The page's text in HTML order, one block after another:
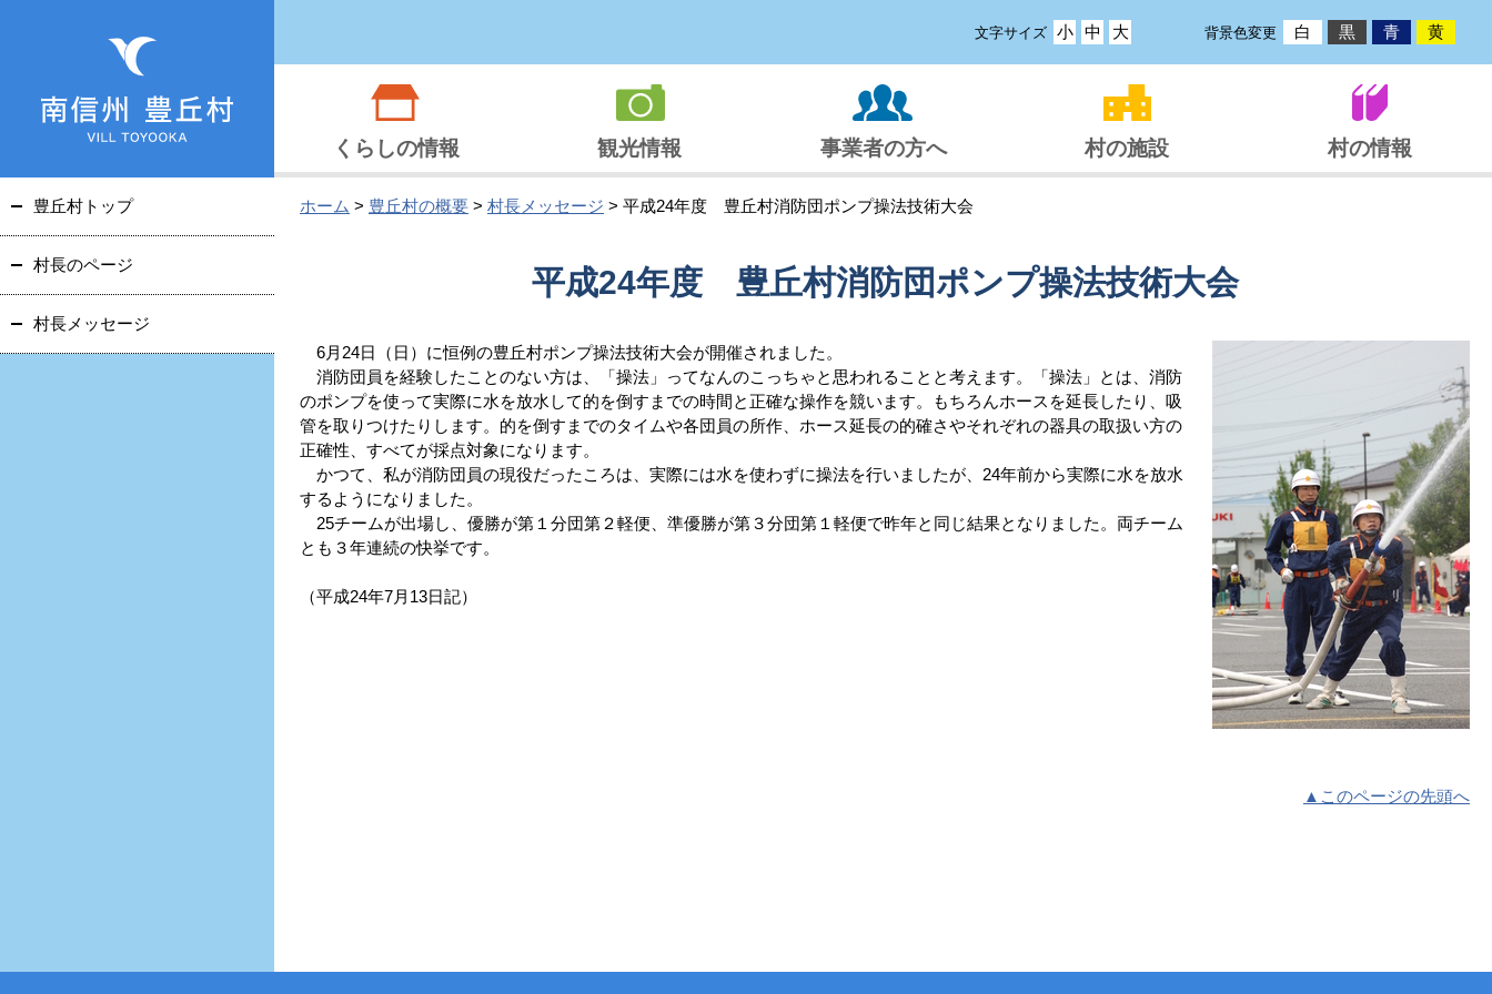
文字サイズ 小 中 大 背景色変更 白 黒 青 黄
くらしの情報 観光情報 事業者の方へ 村の施設 村の情報
ホーム > 豊丘村の概要 > 村長メッセージ > 平成24年度 豊丘村消防団ポンプ操法技術大会
平成24年度 豊丘村消防団ポンプ操法技術大会
6月24日（日）に恒例の豊丘村ポンプ操法技術大会が開催されました。
消防団員を経験したことのない方は、「操法」ってなんのこっちゃと思われることと考えます。「操法」とは、消防
のポンプを使って実際に水を放水して的を倒すまでの時間と正確な操作を競います。もちろんホースを延長したり、吸
管を取りつけたりします。的を倒すまでのタイムや各団員の所作、ホース延長の的確さやそれぞれの器具の取扱い方の
正確性、すべてが採点対象になります。
かつて、私が消防団員の現役だったころは、実際には水を使わずに操法を行いましたが、24年前から実際に水を放水
するようになりました。
25チームが出場し、優勝が第１分団第２軽便、準優勝が第３分団第１軽便で昨年と同じ結果となりました。両チーム
とも３年連続の快挙です。
（平成24年7月13日記）
▲このページの先頭へ
豊丘村トップ
村長のページ
村長メッセージ